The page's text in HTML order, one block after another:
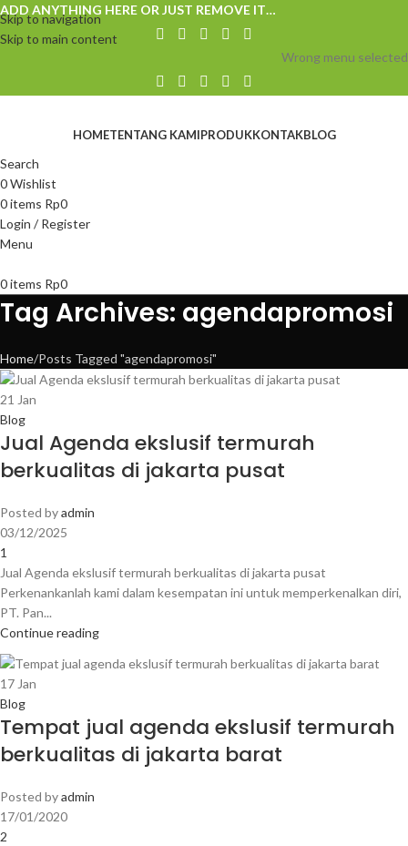
Skip to navigation
Skip to main content
ADD ANYTHING HERE OR JUST REMOVE IT…
Wrong menu selected
HOMETENTANG KAMIPRODUKKONTAKBLOG
Search
0Wishlist
0items Rp0
Login / Register
Menu
0items Rp0
Tag Archives: agendapromosi
Home Posts Tagged "agendapromosi"
21 Jan
Blog
Jual Agenda ekslusif termurah
berkualitas di jakarta pusat
Posted byadmin
03/12/2025
1
Jual Agenda ekslusif termurah berkualitas di jakarta pusat
Perkenankanlah kami dalam kesempatan ini untuk memperkenalkan diri,
PT. Pan...
Continue reading
17 Jan
Blog
Tempat jual agenda ekslusif termurah
berkualitas di jakarta barat
Posted byadmin
17/01/2020
2